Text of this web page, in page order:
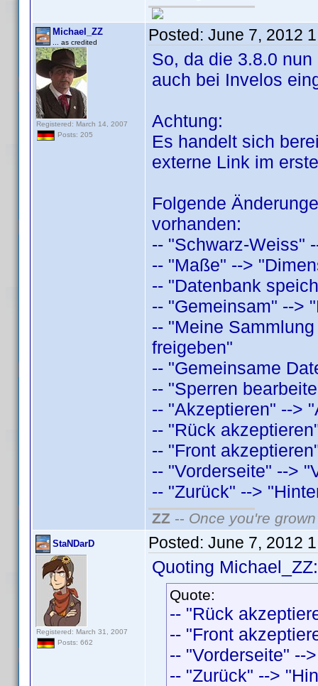
Michael_ZZ
... as credited
Registered: March 14, 2007
Posts: 205
Posted: June 7, 2012
So, da die 3.8.0
auch bei Invelos
Achtung:
Es handelt sich
externe Link im
Folgende
vorhanden:
-- "Schwarz-Weiss"
-- "Maße" -->
-- "Datenbank
-- "Gemeinsam" -->
-- "Meine
freigeben"
-- "Gemeinsame
-- "Sperren
-- "Akzeptieren" -->
-- "Rück
-- "Front
-- "Vorderseite" -->
-- "Zurück" -->
ZZ -- Once you're
StaNDarD
Registered: March 31, 2007
Posts: 662
Posted: June 7, 2012
Quoting Michael_ZZ:
Quote:
-- "Rück
-- "Front
-- "Vorderseite" --
-- "Zurück" -->